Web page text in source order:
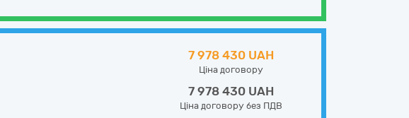
7 978 430 UAH
Ціна договору
7 978 430 UAH
Ціна договору без ПДВ